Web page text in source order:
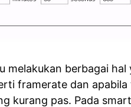
melakukan berbagai hal
framerate dan apabila
kurang pas. Pada